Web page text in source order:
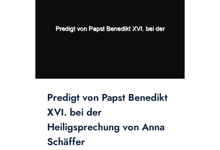
Predigt von Papst Benedikt
XVI. bei der
Heiligsprechung von Anna
Schäffer